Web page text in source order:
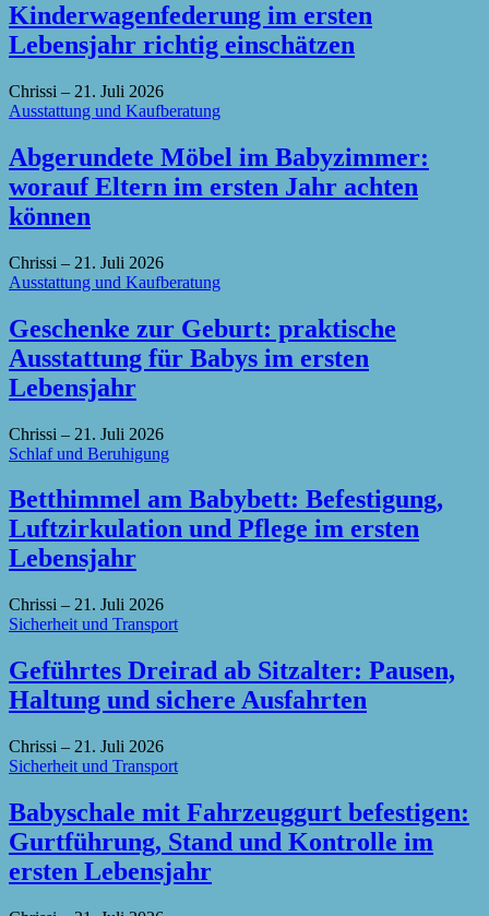
Kinderwagenfederung im ersten
Lebensjahr richtig einschätzen
Chrissi – 21. Juli 2026
Ausstattung und Kaufberatung
Abgerundete Möbel im Babyzimmer:
worauf Eltern im ersten Jahr achten
können
Chrissi – 21. Juli 2026
Ausstattung und Kaufberatung
Geschenke zur Geburt: praktische
Ausstattung für Babys im ersten
Lebensjahr
Chrissi – 21. Juli 2026
Schlaf und Beruhigung
Betthimmel am Babybett: Befestigung,
Luftzirkulation und Pflege im ersten
Lebensjahr
Chrissi – 21. Juli 2026
Sicherheit und Transport
Geführtes Dreirad ab Sitzalter: Pausen,
Haltung und sichere Ausfahrten
Chrissi – 21. Juli 2026
Sicherheit und Transport
Babyschale mit Fahrzeuggurt befestigen:
Gurtführung, Stand und Kontrolle im
ersten Lebensjahr